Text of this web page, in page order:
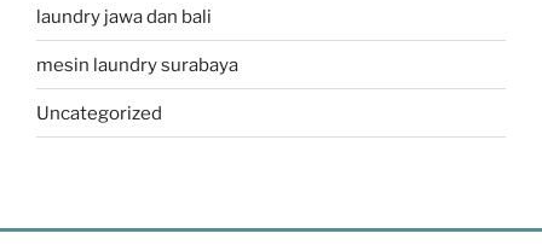
laundry jawa dan bali
mesin laundry surabaya
Uncategorized